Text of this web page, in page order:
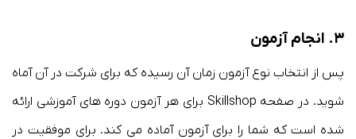
۳. انجام آزمون
پس از انتخاب نوع آزمون زمان آن رسیده که برای شرکت در آن آماه
شوید. در صفحه Skillshop برای هر آزمون دوره های آموزشی ارائه
شده است که شما را برای آزمون آماده می کند. برای موفقیت در